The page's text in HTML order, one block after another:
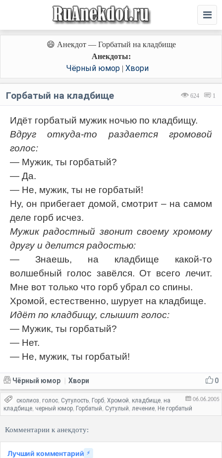
😄 Анекдот — Горбатый на кладбище
Анекдоты:
Чёрный юмор| Хвори
624 1
Горбатый на кладбище
Идёт горбатый мужик ночью по кладбищу.
Вдруг откуда-то раздается громовой
голос:
— Мужик, ты горбатый?
— Да.
— Не, мужик, ты не горбатый!
Ну, он прибегает домой, смотрит – на самом
деле горб исчез.
Мужик радостный звонит своему хромому
другу и делится радостью:
— Знаешь, на кладбище какой-то
волшебный голос завёлся. От всего лечит.
Мне вот только что горб убрал со спины.
Хромой, естественно, шурует на кладбище.
Идёт по кладбищу, слышит голос:
— Мужик, ты горбатый?
— Нет.
— Не, мужик, ты горбатый!
0
Чёрный юмор Хвори
06.06.2005
сколиоз, голос, Сутулость, Горб, Хромой, кладбище, на
кладбище, черный юмор, Горбатый, Сутулый, лечение, Не горбатый
Комментарии к анекдоту:
Лучший комментарий ⚡